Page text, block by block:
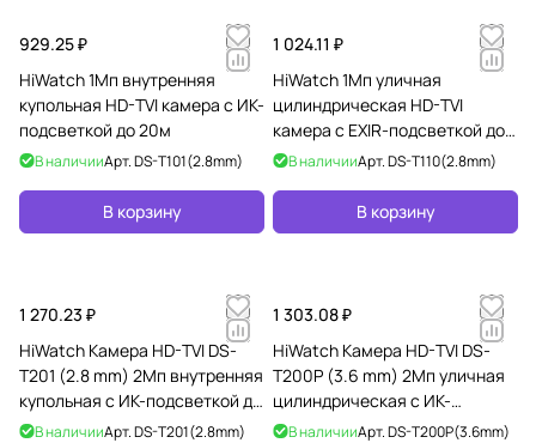
929.25 ₽
HiWatch 1Мп внутренняя
купольная HD-TVI камера с ИК-
подсветкой до 20м
В наличииАрт.DS-T101(2.8mm)
В корзину
1 024.11 ₽
HiWatch 1Мп уличная
цилиндрическая HD-TVI
камера с EXIR-подсветкой до
20мВ наличииАрт.DS-T110(2.8mm)
В корзину
1 270.23 ₽
HiWatch Камера HD-TVI DS-
T201 (2.8 mm) 2Мп внутренняя
купольная с ИК-подсветкой до
20мВ наличииАрт.DS-T201(2.8mm)
1 303.08 ₽
HiWatch Камера HD-TVI DS-
T200P (3.6 mm) 2Мп уличная
цилиндрическая с ИК-
подсветкой до 20м и
В наличииАрт.DS-T200P(3.6mm)